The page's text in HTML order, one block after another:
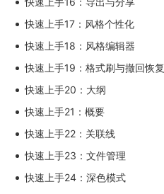
快速上手17：风格个性化
快速上手18：风格编辑器
快速上手19：格式刷与撤回恢复
快速上手20：大纲
快速上手21：概要
快速上手22：关联线
快速上手23：文件管理
快速上手24：深色模式